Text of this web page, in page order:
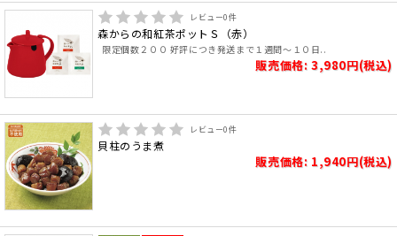
レビュー0件
森からの和紅茶ポットＳ（赤）
限定個数２００ 好評につき発送まで１週間～１０日..
販売価格: 3,980円(税込)
レビュー0件
貝柱のうま煮
販売価格: 1,940円(税込)